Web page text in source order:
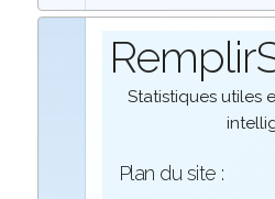
Statistiques utiles
Plan du site :